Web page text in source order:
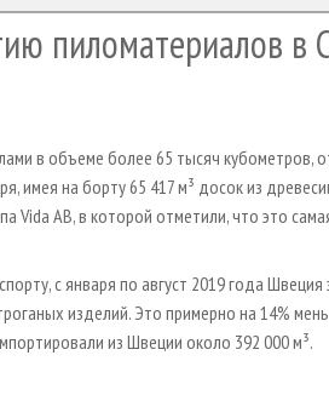
пиломатериалов в
в объеме более 65 тысяч кубометров,
имея на борту 65 417 м³ досок из
Vida AB, в которой отметили, что это
с января по август 2019 года
изделий. Это примерно на 14%
из Швеции около 392 000 м³.